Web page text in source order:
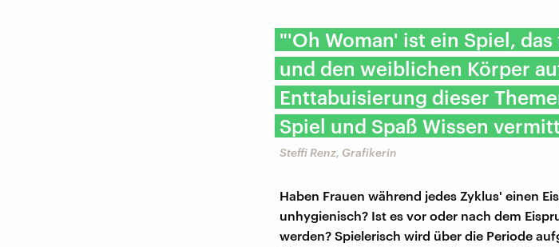
"'Oh Woman' ist ein Spiel,
und den weiblichen Körper
Enttabuisierung dieser
Spiel und Spaß Wissen
Steffi Renz, Grafikerin
Haben Frauen während jedes Zyklus' einen
unhygienisch? Ist es vor oder nach dem
werden? Spielerisch wird über die Periode